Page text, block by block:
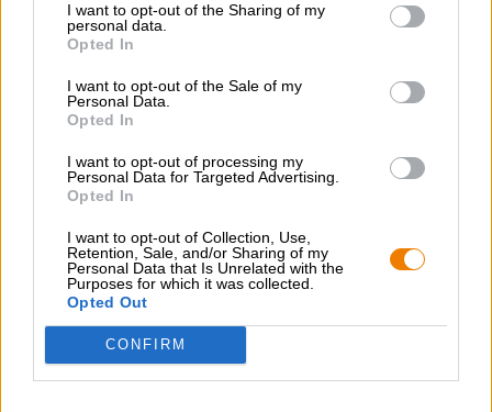
I want to opt-out of the Sharing of my
personal data.
Opted In
I want to opt-out of the Sale of my
Personal Data.
Opted In
I want to opt-out of processing my
Personal Data for Targeted Advertising.
Opted In
I want to opt-out of Collection, Use,
Retention, Sale, and/or Sharing of my
Personal Data that Is Unrelated with the
Purposes for which it was collected.
Opted Out
CONFIRM
€ 94,90 € 106,40
MEHRWEG info
Ausverkauft